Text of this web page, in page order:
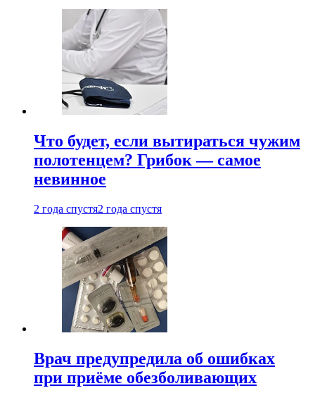
Что будет, если вытираться чужим
полотенцем? Грибок — самое
невинное
2 года спустя2 года спустя
Врач предупредила об ошибках
при приëме обезболивающих